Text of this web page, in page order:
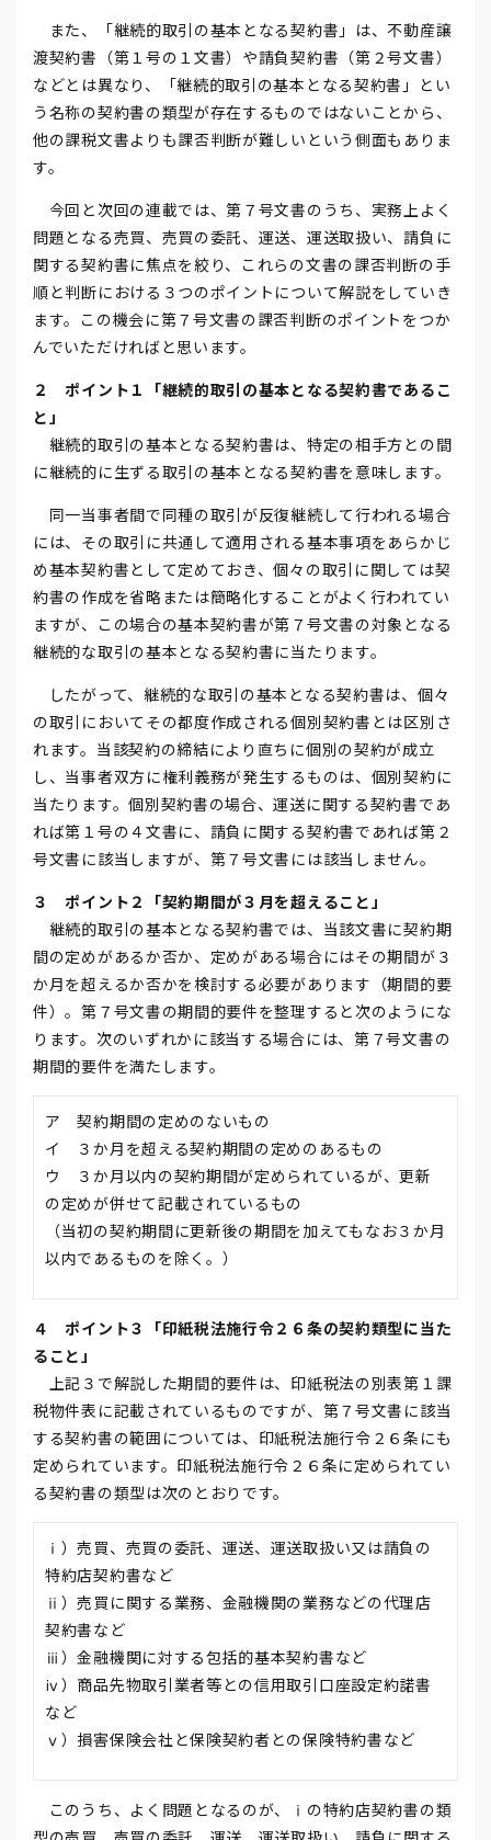
また、「継続的取引の基本となる契約書」は、不動産譲
渡契約書（第１号の１文書）や請負契約書（第２号文書）
などとは異なり、「継続的取引の基本となる契約書」とい
う名称の契約書の類型が存在するものではないことから、
他の課税文書よりも課否判断が難しいという側面もありま
す。
今回と次回の連載では、第７号文書のうち、実務上よく
問題となる売買、売買の委託、運送、運送取扱い、請負に
関する契約書に焦点を絞り、これらの文書の課否判断の手
順と判断における３つのポイントについて解説をしていき
ます。この機会に第７号文書の課否判断のポイントをつか
んでいただければと思います。
２ ポイント１「継続的取引の基本となる契約書であるこ
と」
継続的取引の基本となる契約書は、特定の相手方との間
に継続的に生ずる取引の基本となる契約書を意味します。
同一当事者間で同種の取引が反復継続して行われる場合
には、その取引に共通して適用される基本事項をあらかじ
め基本契約書として定めておき、個々の取引に関しては契
約書の作成を省略または簡略化することがよく行われてい
ますが、この場合の基本契約書が第７号文書の対象となる
継続的な取引の基本となる契約書に当たります。
したがって、継続的な取引の基本となる契約書は、個々
の取引においてその都度作成される個別契約書とは区別さ
れます。当該契約の締結により直ちに個別の契約が成立
し、当事者双方に権利義務が発生するものは、個別契約に
当たります。個別契約書の場合、運送に関する契約書であ
れば第１号の４文書に、請負に関する契約書であれば第２
号文書に該当しますが、第７号文書には該当しません。
３ ポイント２「契約期間が３月を超えること」
継続的取引の基本となる契約書では、当該文書に契約期
間の定めがあるか否か、定めがある場合にはその期間が３
か月を超えるか否かを検討する必要があります（期間的要
件）。第７号文書の期間的要件を整理すると次のようにな
ります。次のいずれかに該当する場合には、第７号文書の
期間的要件を満たします。
ア 契約期間の定めのないもの
イ ３か月を超える契約期間の定めのあるもの
ウ ３か月以内の契約期間が定められているが、更新
の定めが併せて記載されているもの
（当初の契約期間に更新後の期間を加えてもなお３か月
以内であるものを除く。）
４ ポイント３「印紙税法施行令２６条の契約類型に当た
ること」
上記３で解説した期間的要件は、印紙税法の別表第１課
税物件表に記載されているものですが、第７号文書に該当
する契約書の範囲については、印紙税法施行令２６条にも
定められています。印紙税法施行令２６条に定められてい
る契約書の類型は次のとおりです。
ⅰ）売買、売買の委託、運送、運送取扱い又は請負の
特約店契約書など
ⅱ）売買に関する業務、金融機関の業務などの代理店
契約書など
ⅲ）金融機関に対する包括的基本契約書など
ⅳ）商品先物取引業者等との信用取引口座設定約諾書
など
ⅴ）損害保険会社と保険契約者との保険特約書など
このうち、よく問題となるのが、ⅰの特約店契約書の類